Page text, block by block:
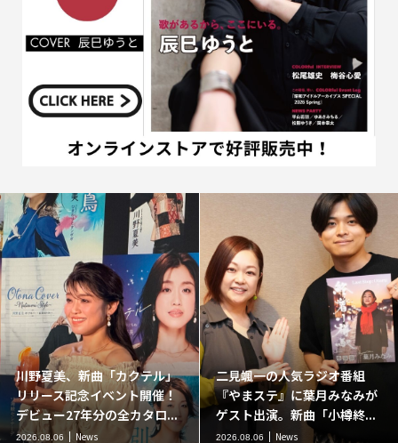
川野夏美、新曲「カクテル」
リリース記念イベント開催！
デビュー27年分の全カタロ...
2026.08.06 News
二見颯一の人気ラジオ番組
『やまステ』に葉月みなみが
ゲスト出演。新曲「小樽終...
2026.08.06 News